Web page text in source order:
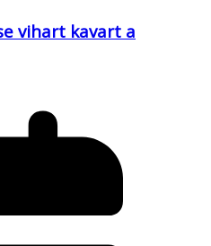
vihart kavart a